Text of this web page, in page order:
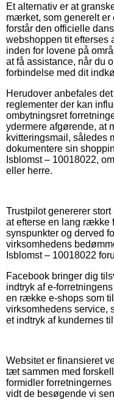
Et alternativ er at
mærket, som generelt er
forstår den officielle
webshoppen tit efterses
inden for lovene på
at få assistance, når du
forbindelse med dit
Herudover anbefales
reglementer der kan
ombytningsret
ydermere afgørende, at
kvitteringsmail, således
dokumentere sin
Isblomst – 10018022,
eller herre.
Trustpilot genererer
at efterse en lang
synspunkter og derved
virksomhedens
Isblomst – 10018022
Facebook bringer dig
indtryk af e-
en række e-shops som
virksomhedens service,
et indtryk af kundernes
Websitet er finansieret
tæt sammen med
formidler
vidt de besøgende vi